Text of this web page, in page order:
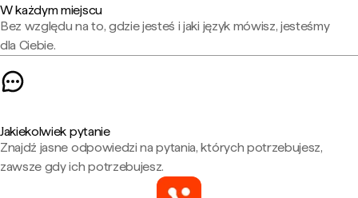
W każdym miejscu
Bez względu na to, gdzie jesteś i jaki język mówisz, jesteśmy
dla Ciebie.
Jakiekolwiek pytanie
Znajdź jasne odpowiedzi na pytania, których potrzebujesz,
zawsze gdy ich potrzebujesz.